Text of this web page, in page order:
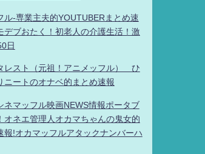
ル-専業主夫的YOUTUBERまとめ速
デブおたく！初老人の介護生活！激
日
レスト（元祖！アニメッフル） ひ
ニートのオナベ的まとめ速報
ネマッフル映画NEWS情報ポータブ
オネエ管理人オカマちゃんの鬼女的
報!オカマッフルアタックナンバーハ